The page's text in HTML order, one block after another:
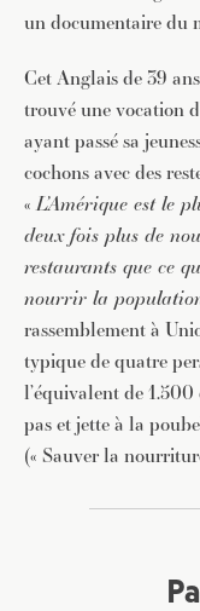
un documentaire du
Cet Anglais de 39
trouvé une vocation
ayant passé sa
cochons avec des
«L’Amérique est le
deux fois plus de
restaurants que ce
nourrir la
rassemblement à
typique de quatre
l’équivalent de
pas et jette à la
(« Sauver la